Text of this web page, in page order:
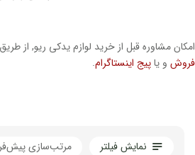
امکان مشاوره قبل از خرید لوازم یدکی ریو, از طریق
فروش و یاپیج اینستاگرام.
نمایش فیلتر